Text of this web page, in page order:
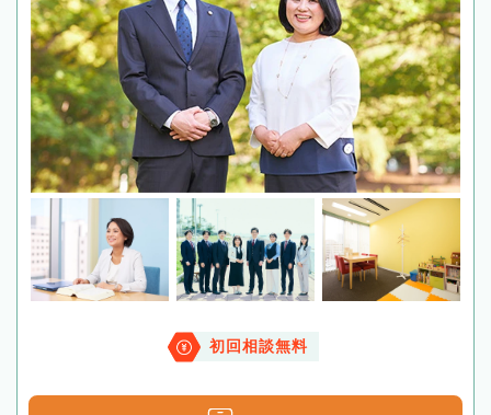
初回相談無料